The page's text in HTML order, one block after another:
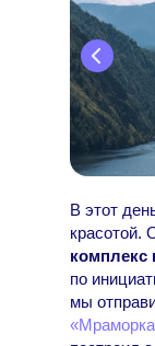
В этот
красотой.
комплекс
по
мы